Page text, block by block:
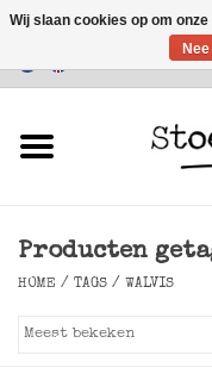
Verlichting
Producten
HOME / TAGS / WALVIS
Wij slaan cookies op om
Nee